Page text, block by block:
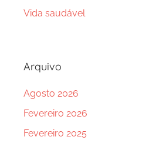
Vida saudável
Arquivo
Agosto 2026
Fevereiro 2026
Fevereiro 2025